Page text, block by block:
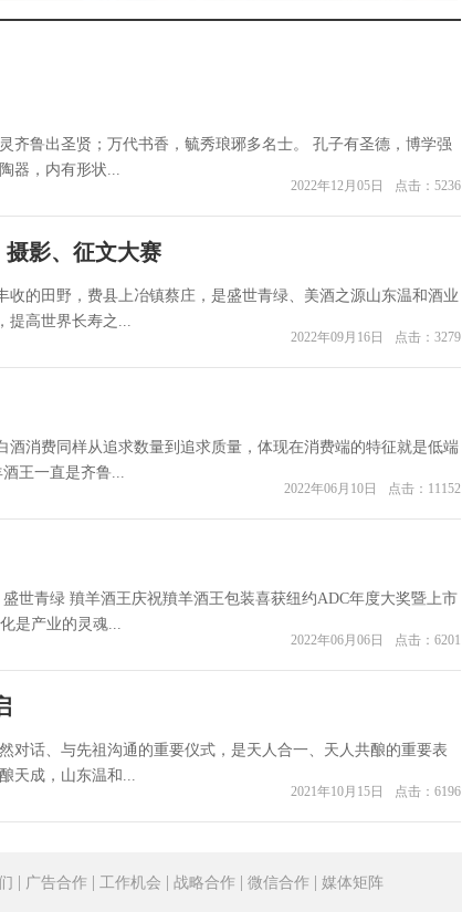
齐鲁出圣贤；万代书香，毓秀琅琊多名士。 孔子有圣德，博学强
器，内有形状...
2022年12月05日 点击：5236
影、征文大赛
的田野，费县上冶镇蔡庄，是盛世青绿、美酒之源山东温和酒业
提高世界长寿之...
2022年09月16日 点击：3279
消费同样从追求数量到追求质量，体现在消费端的特征就是低端
王一直是齐鲁...
2022年06月10日 点击：11152
世青绿 羵羊酒王庆祝羵羊酒王包装喜获纽约ADC年度大奖暨上市
是产业的灵魂...
2022年06月06日 点击：6201
对话、与先祖沟通的重要仪式，是天人合一、天人共酿的重要表
天成，山东温和...
2021年10月15日 点击：6196
| 广告合作| 工作机会 | 战略合作| 微信合作| 媒体矩阵